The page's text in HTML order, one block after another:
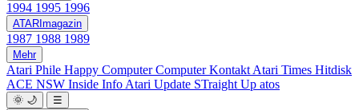
1994 1995 1996
ATARImagazin
1987 1988 1989
Mehr
Atari Phile Happy ComputerComputer Kontakt Atari Times Hitdisk
ACE NSW Inside Info Atari Update STraight Up atos
🌞 🌙
☰